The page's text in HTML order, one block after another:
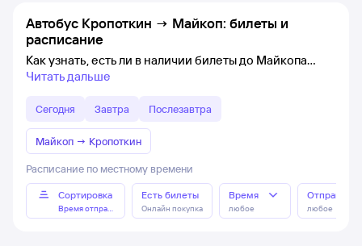
Автобус Кропоткин → Майкоп: билеты и
расписание
Как узнать, есть ли в наличии билеты до Майкопа
Читать дальше
Сегодня Завтра Послезавтра
Майкоп → Кропоткин
Расписание по местному времени
Сортировка
Время отправления
Есть билеты
Онлайн покупка
Время
любое любое